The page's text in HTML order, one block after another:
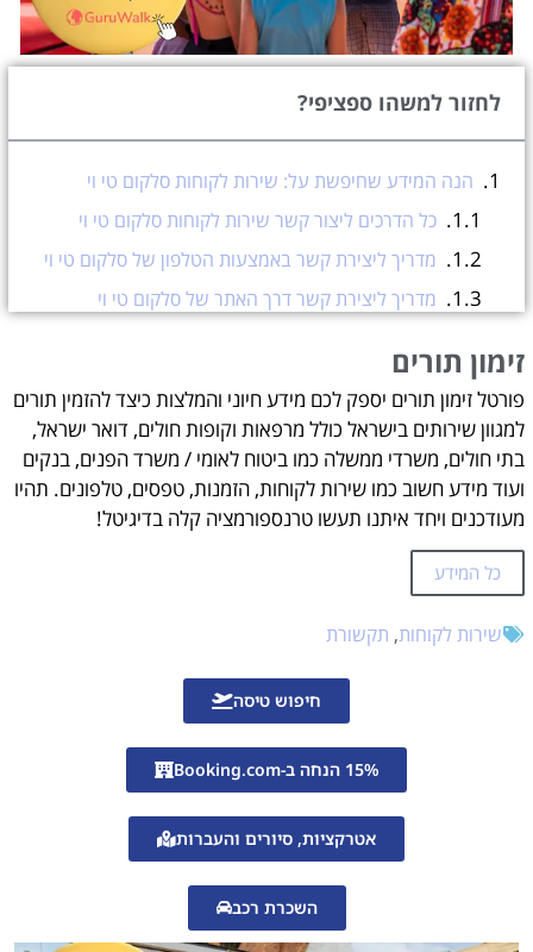
לחזור למשהו ספציפי?
הנה המידע שחיפשת על: שירות לקוחות סלקום טי וי
כל הדרכים ליצור קשר שירות לקוחות סלקום טי וי
מדריך ליצירת קשר באמצעות הטלפון של סלקום טי וי
מדריך ליצירת קשר דרך האתר של סלקום טי וי
סלקום טי וי ברשתות החברתיות
נציב תלונות הציבור סלקום טי וי
פנייה דרך האפליקציה של סלקום טי וי
טיפים ליצירת קשר עם שירות לקוחות סלקום טי וי
זימון תורים
פורטל זימון תורים יספק לכם מידע חיוני והמלצות כיצד להזמין תורים
למגוון שירותים בישראל כולל מרפאות וקופות חולים, דואר ישראל,
בתי חולים, משרדי ממשלה כמו ביטוח לאומי / משרד הפנים, בנקים
ועוד מידע חשוב כמו שירות לקוחות, הזמנות, טפסים, טלפונים. תהיו
מעודכנים ויחד איתנו תעשו טרנספורמציה קלה בדיגיטל!
כל המידע
שירות לקוחות, תקשורת
חיפוש טיסה
15% הנחה ב-Booking.com
אטרקציות, סיורים והעברות
השכרת רכב